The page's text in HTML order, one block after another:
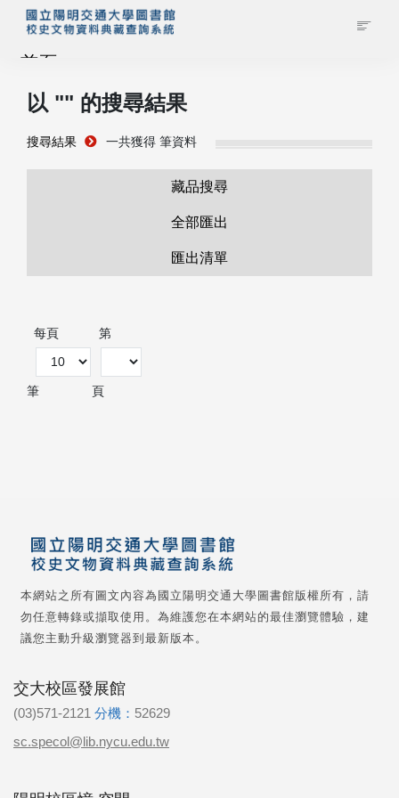
首頁
藏品查詢
以 "" 的搜尋結果
搜尋結果 一共獲得 筆資料
藏品搜尋
全部匯出
匯出清單
每頁
筆
第
頁
本網站之所有圖文內容為國立陽明交通大學圖書館版權所有，請
勿任意轉錄或擷取使用。為維護您在本網站的最佳瀏覽體驗，建
議您主動升級瀏覽器到最新版本。
交大校區發展館
(03)571-2121 分機： 52629
sc.specol@lib.nycu.edu.tw